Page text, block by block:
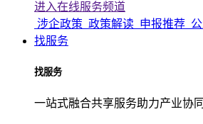
进入在线服务频道
涉企政策 政策解读 申报推荐
找服务
找服务
一站式融合共享服务助力产业协